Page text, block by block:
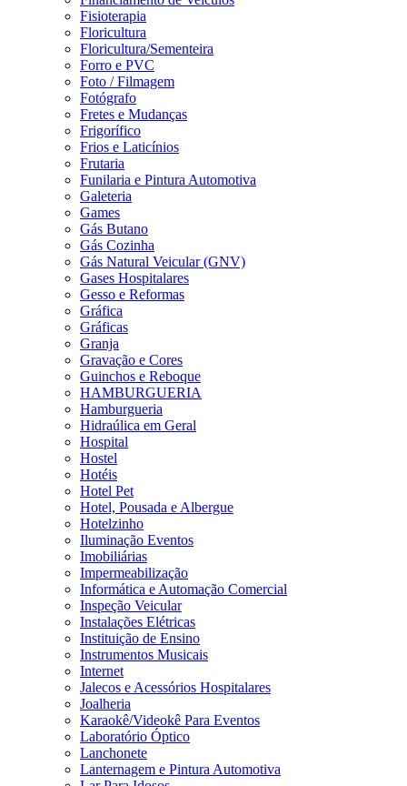
Fisioterapia
Floricultura
Floricultura/Sementeira
Forro e PVC
Foto / Filmagem
Fotógrafo
Fretes e Mudanças
Frigorífico
Frios e Laticínios
Frutaria
Funilaria e Pintura Automotiva
Galeteria
Games
Gás Butano
Gás Cozinha
Gás Natural Veicular (GNV)
Gases Hospitalares
Gesso e Reformas
Gráfica
Gráficas
Granja
Gravação e Cores
Guinchos e Reboque
HAMBURGUERIA
Hamburgueria
Hidraúlica em Geral
Hospital
Hostel
Hotéis
Hotel Pet
Hotel, Pousada e Albergue
Hotelzinho
Iluminação Eventos
Imobiliárias
Impermeabilização
Informática e Automação Comercial
Inspeção Veicular
Instalações Elétricas
Instituição de Ensino
Instrumentos Musicais
Internet
Jalecos e Acessórios Hospitalares
Joalheria
Karaokê/Videokê Para Eventos
Laboratório Óptico
Lanchonete
Lanternagem e Pintura Automotiva